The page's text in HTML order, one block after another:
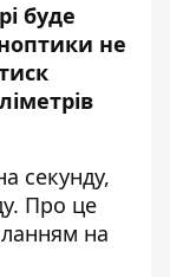
буде
не
секунду,
Про це
на